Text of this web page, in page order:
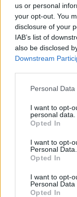
us or personal
your opt-out. You
disclosure of your
IAB’s list of
also be disclosed
Downstream
Personal
I want to opt-
personal data.
Opted In
I want to opt-
Personal Data.
Opted In
I want to opt-
Personal Data
Opted In
Sulmet ruse
zonat pranë
tre persona,
fëmijë
Ukraina arrin
me SHBA-në për
mujore me raketa
të fundit